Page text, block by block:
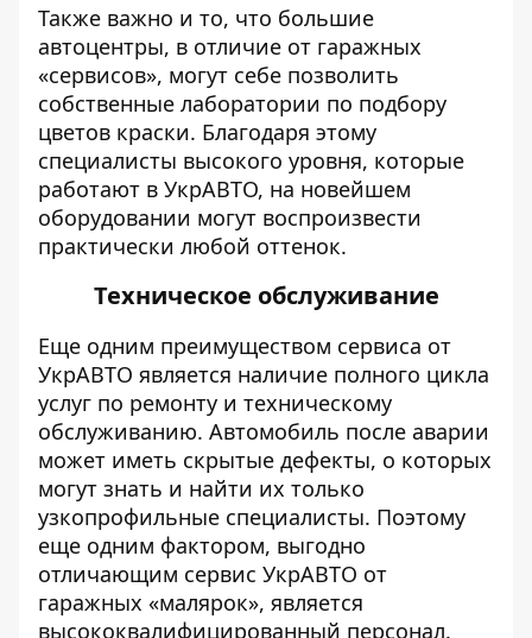
Также важно и то, что большие
автоцентры, в отличие от гаражных
«сервисов», могут себе позволить
собственные лаборатории по подбору
цветов краски. Благодаря этому
специалисты высокого уровня, которые
работают в УкрАВТО, на новейшем
оборудовании могут воспроизвести
практически любой оттенок.
Техническое обслуживание
Еще одним преимуществом сервиса от
УкрАВТО является наличие полного цикла
услуг по ремонту и техническому
обслуживанию. Автомобиль после аварии
может иметь скрытые дефекты, о которых
могут знать и найти их только
узкопрофильные специалисты. Поэтому
еще одним фактором, выгодно
отличающим сервис УкрАВТО от
гаражных «малярок», является
высококвалифицированный персонал.